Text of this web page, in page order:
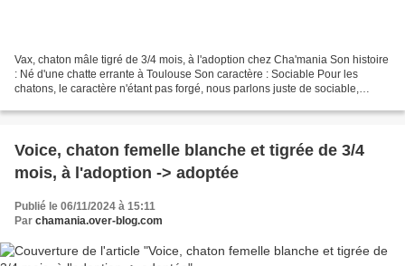
Vax, chaton mâle tigré de 3/4 mois, à l'adoption chez Cha'mania Son histoire
: Né d'une chatte errante à Toulouse Son caractère : Sociable Pour les
chatons, le caractère n'étant pas forgé, nous parlons juste de sociable,
Voice, chaton femelle blanche et tigrée de 3/4
mois, à l'adoption -> adoptée
Publié le 06/11/2024 à 15:11
Par chamania.over-blog.com